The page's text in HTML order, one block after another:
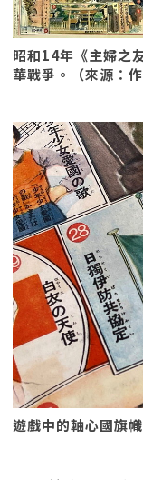
昭和14年《主婦之
華戰爭。（來源：作
遊戲中的軸心國旗